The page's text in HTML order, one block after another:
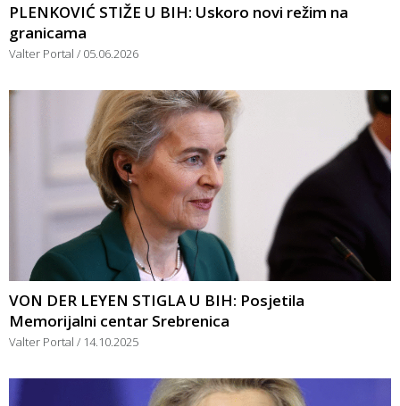
PLENKOVIĆ STIŽE U BIH: Uskoro novi režim na
granicama
Valter Portal 05.06.2026
VON DER LEYEN STIGLA U BIH: Posjetila
Memorijalni centar Srebrenica
Valter Portal 14.10.2025